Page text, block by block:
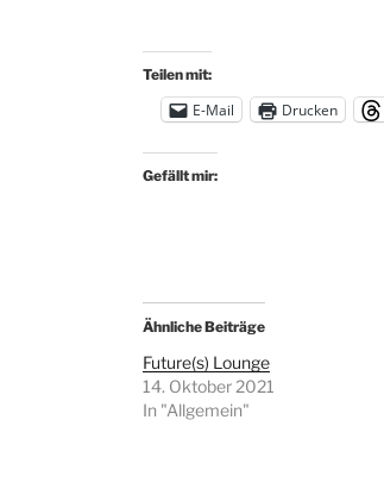
Teilen mit:
E-Mail Drucken
Gefällt mir:
Ähnliche Beiträge
Future(s) Lounge
14. Oktober 2021
In "Allgemein"